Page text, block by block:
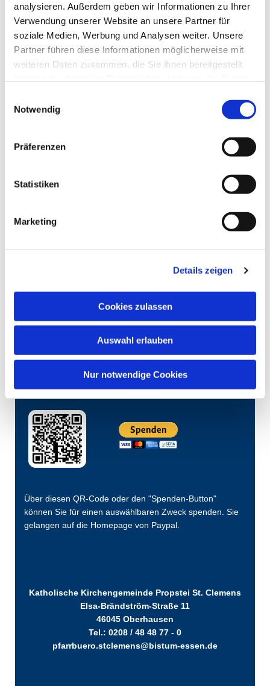
analysieren. Außerdem geben wir Informationen zu Ihrer
Verwendung unserer Website an unsere Partner für
soziale Medien, Werbung und Analysen weiter. Unsere
Partner führen diese Informationen möglicherweise mit
weiteren Daten zusammen, die Sie ihnen bereitgestellt
Notwendig
Präferenzen
Statistiken
Marketing
Details zeigen
Cookies zulassen
Auswahl erlauben
Nur notwendige Cookies
Dies könnte Sie auch
interessieren
Über diesen QR-Code oder den "Spenden-Button"
können Sie für einen auswählbaren Zweck spenden. Sie
gelangen auf die Homepage von Paypal.
Katholische Kirchengemeinde Propstei St. Clemens
Elsa-Brändström-Straße 11
46045 Oberhausen
Tel.: 0208 / 48 48 77 - 0
pfarrbuero.stclemens@bistum-essen.de